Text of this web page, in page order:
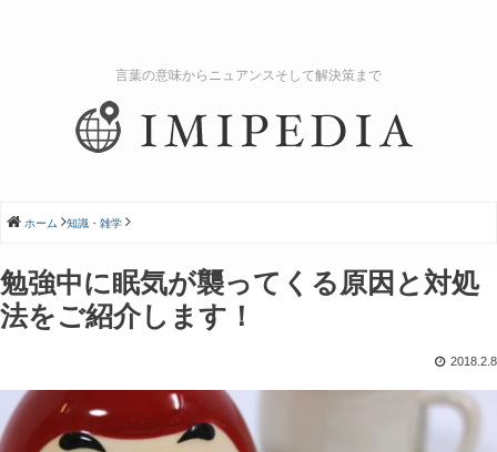
言葉の意味からニュアンスそして解決策まで
ホーム 知識・雑学
勉強中に眠気が襲ってくる原因と対処
法をご紹介します！
2018.2.8